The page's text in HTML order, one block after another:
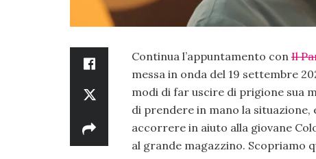
Continua l’appuntamento con Il
messa in onda del 19 settembre
modi di far uscire di prigione sua
di prendere in mano la
accorrere in aiuto alla giovane
al grande magazzino. Scopriamo